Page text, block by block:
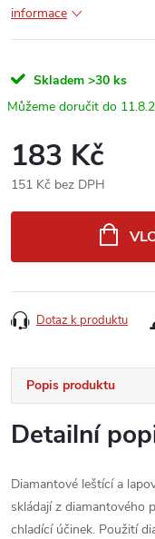
informace
Skladem >30 ks
183 Kč
151 Kč bez DPH
Dotaz k produktu
Popis produktu
Detailní
Diamantové leštící a
skládají z diamantového
chladící účinek. Použití